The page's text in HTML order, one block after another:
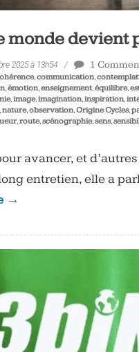
monde devient
2025 à 13h54 1
,communication,
,émotion,enseignement,équilibre,
,image,imagination,inspiration,
,nature,observation,Origine Cycles,
,route,scénographie,sens,
avancer, et
entretien, elle a
→